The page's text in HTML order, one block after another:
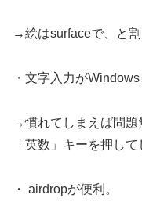
→絵はsurfaceで、と割
・文字入力がWindows
→慣れてしまえば問題
「英数」キーを押し
・ airdropが便利。